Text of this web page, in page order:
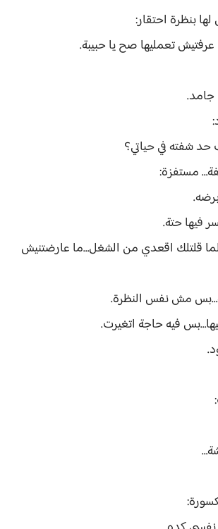
بنظرة احتقار:
تعمليها صح يا حبيبة.
جامد.
شفته في حياتي؟
مستفزة:
فيها حتة.
قلتلك اقعدي من الشغل…ما عارضتنيش
مش نفس النظرة.
فيه حاجة اتغيرت.